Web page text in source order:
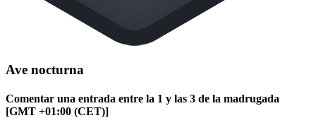
Ave nocturna
Comentar una entrada entre la 1 y las 3 de la madrugada
[GMT +01:00 (CET)]